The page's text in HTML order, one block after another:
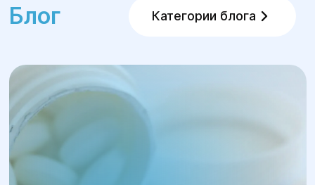
Блог Категории блога